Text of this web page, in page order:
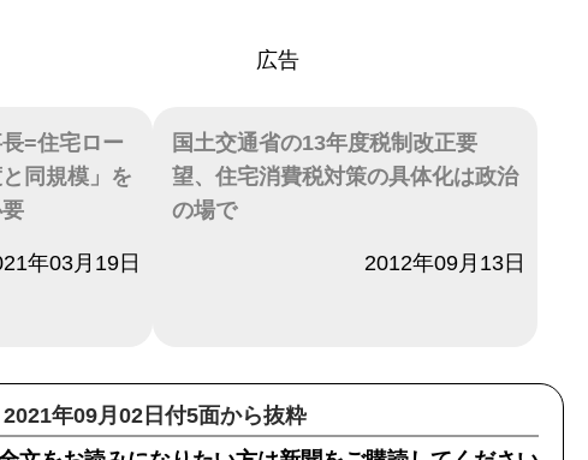
広告
=住宅ロー
同規模」を
年03月19日
国土交通省の13年度税制改正要
望、住宅消費税対策の具体化は政治
の場で
2012年09月13日
2021年09月02日付5面から抜粋